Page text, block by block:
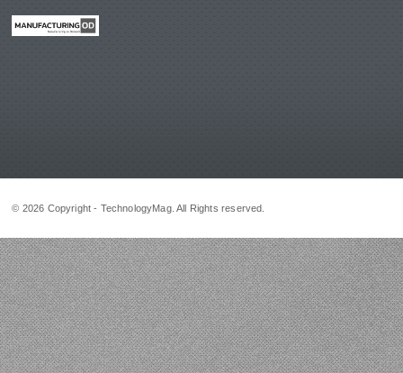
© 2026 Copyright - TechnologyMag. All Rights reserved.